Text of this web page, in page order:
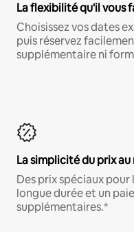
La flexibilité qu'il vous
Choisissez vos dates
puis réservez
supplémentaire ni
La simplicité du prix au
Des prix spéciaux
longue durée et un
supplémentaires.*